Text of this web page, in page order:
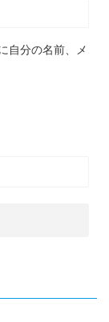
自分の名前、メ